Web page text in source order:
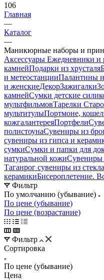
106
Главная
—
Каталог
—
Маникюрные наборы и
Аксессуары Ежедневники и
камнейПодарки из хрусталя
и метеостанцииПалантины
и женскиеДекорЗажигалки
камнейСумки детские
мультфильмовТарелки
мультитулыПортмоне,
кожгалантереяПортфели
полистоунаСувениры из
сувениры из гипса и
сумкиСумки и папки для
натуральной кожиСувениры
Таганрог сувениры из
керамикиБисероплетение.
Фильтр
По умолчанию (убывание)
По цене (убывание)
По цене (возрастание)
Фильтр
Сортировка
По цене (убывание)
Цена